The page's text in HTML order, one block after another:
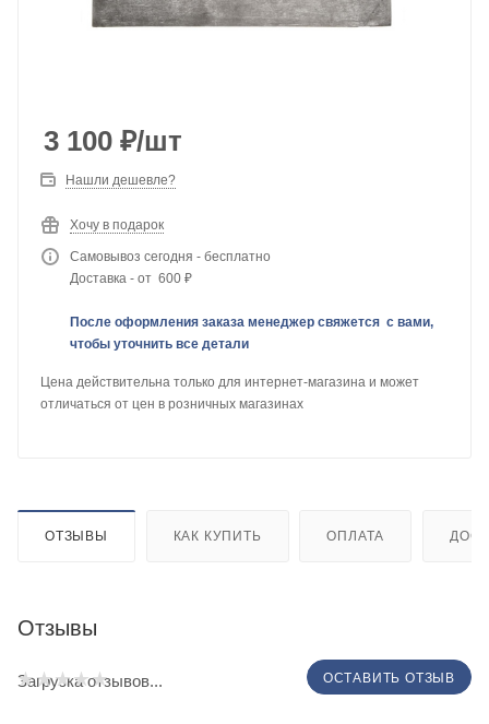
3 100 ₽/шт
Нашли дешевле?
Хочу в подарок
Самовывоз сегодня - бесплатно
Доставка - от 600 ₽
После оформления заказа менеджер свяжется с вами,
чтобы уточнить все детали
Цена действительна только для интернет-магазина и может
отличаться от цен в розничных магазинах
ОТЗЫВЫ КАК КУПИТЬ ОПЛАТА
Отзывы
ОСТАВИТЬ ОТЗЫВ
Загрузка отзывов...